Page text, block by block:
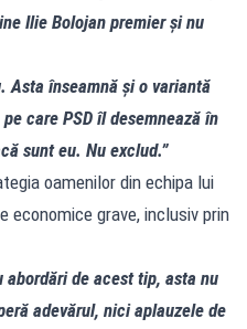
Ilie Bolojan premier și nu
Asta înseamnă și o variantă
care PSD îl desemnează în
sunt eu. Nu exclud.”
oamenilor din echipa lui
economice grave, inclusiv prin
de acest tip, asta nu
adevărul, nici aplauzele de